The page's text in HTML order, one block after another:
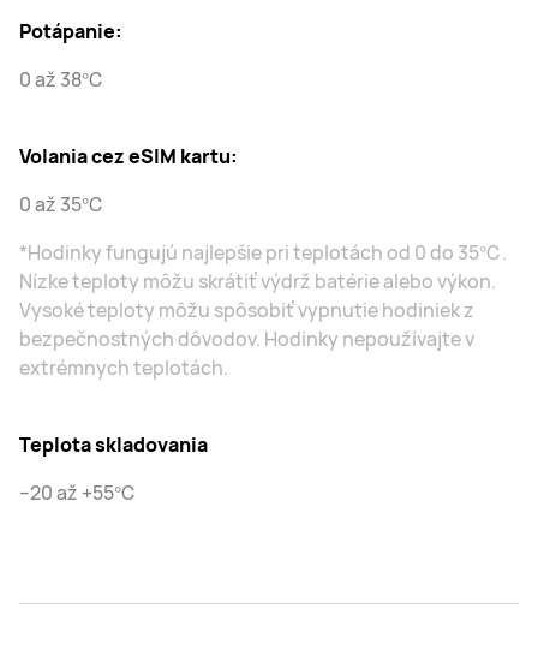
Potápanie:
0 až 38℃
Volania cez eSIM kartu:
0 až 35℃
*Hodinky fungujú najlepšie pri teplotách od 0 do 35℃.
Nízke teploty môžu skrátiť výdrž batérie alebo výkon.
Vysoké teploty môžu spôsobiť vypnutie hodiniek z
bezpečnostných dôvodov. Hodinky nepoužívajte v
extrémnych teplotách.
Teplota skladovania
–20 až +55℃